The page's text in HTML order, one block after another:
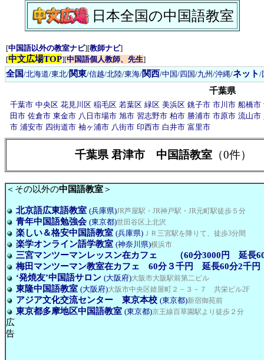
日本全国の中国語教室
[中国語以外の教室ナビ][教師ナビ]
[中文広場TOP][中国語個人教師、先生]
全国/北海道/東北/関東/信越/北陸/東海/関西/中国/四国/九州/沖縄/ネット /
千葉県
千葉市 中央区 花見川区 稲毛区 若葉区 緑区 美浜区 銚子市 市川市 船橋市
田市 佐倉市 東金市 八日市場市 旭市 習志野市 柏市 勝浦市 市原市 流山市
市 浦安市 四街道市 袖ヶ浦市 八街市 印西市 白井市 富里市
千葉県 君津市 中国語教室（0件）
＜その以外の中国語教室＞
北京語広東語教室 (兵庫県)JR芦屋駅・JR神戸駅・JR元町駅徒歩５分
青年中国語勉強会 (東京都)世田谷区上北沢
楽しい＆格安中国語教室 (兵庫県) ＪＲ三宮駅を降りて、徒歩3分間
楽学オンライン語学教室 (神奈川県)横浜市
三宮マンツーマンレッスン在カフェ （60分3000円 延長
梅田マンツーマン教室在カフェ 60分３千円 延長60分2千
‘発焼友’中国語サロン (大阪府)大阪市大阪駅前第二ビル
東隆中国語教室 (大阪府)大阪市中央区鎗屋町２－３－７ 共栄ビル2F
アジア文化交流センター 東京本校 (東京都)新宿御苑前
東京都多摩地区中国語教室 (東京都)京王線百草園駅より徒歩２分
広
告